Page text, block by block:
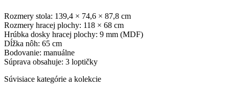
Rozmery stola: 139,4 × 74,6 × 87,8 cm
Rozmery hracej plochy: 118 × 68 cm
Hrúbka dosky hracej plochy: 9 mm (MDF)
Dĺžka nôh: 65 cm
Bodovanie: manuálne
Súprava obsahuje: 3 loptičky
Súvisiace kategórie a kolekcie